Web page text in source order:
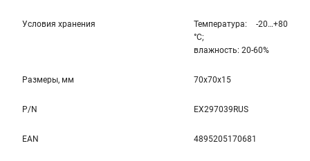
Условия хранения
Температура: -20…+80
°С;
влажность: 20-60%
Размеры, мм 70x70x15
P/N EX297039RUS
EAN 4895205170681